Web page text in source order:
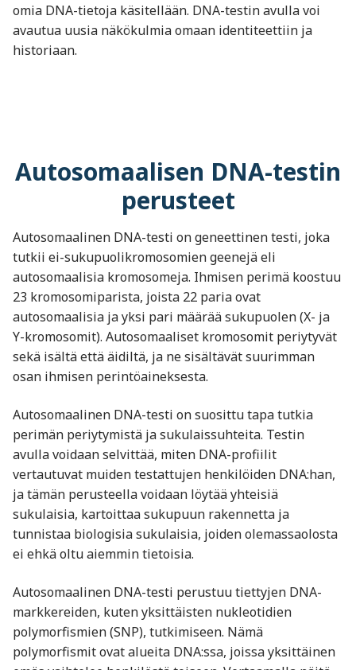
omia DNA-tietoja käsitellään. DNA-testin avulla voi
avautua uusia näkökulmia omaan identiteettiin ja
historiaan.
Autosomaalisen DNA-testin
perusteet
Autosomaalinen DNA-testi on geneettinen testi, joka
tutkii ei-sukupuolikromosomien geenejä eli
autosomaalisia kromosomeja. Ihmisen perimä koostuu
23 kromosomiparista, joista 22 paria ovat
autosomaalisia ja yksi pari määrää sukupuolen (X- ja
Y-kromosomit). Autosomaaliset kromosomit periytyvät
sekä isältä että äidiltä, ja ne sisältävät suurimman
osan ihmisen perintöaineksesta.
Autosomaalinen DNA-testi on suosittu tapa tutkia
perimän periytymistä ja sukulaissuhteita. Testin
avulla voidaan selvittää, miten DNA-profiilit
vertautuvat muiden testattujen henkilöiden DNA:han,
ja tämän perusteella voidaan löytää yhteisiä
sukulaisia, kartoittaa sukupuun rakennetta ja
tunnistaa biologisia sukulaisia, joiden olemassaolosta
ei ehkä oltu aiemmin tietoisia.
Autosomaalinen DNA-testi perustuu tiettyjen DNA-
markkereiden, kuten yksittäisten nukleotidien
polymorfismien (SNP), tutkimiseen. Nämä
polymorfismit ovat alueita DNA:ssa, joissa yksittäinen